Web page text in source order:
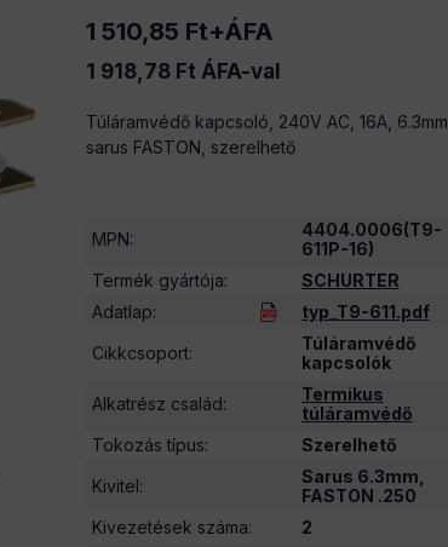
1 510,85 Ft+ÁFA
1 918,78 Ft ÁFA-val
Túláramvédő kapcsoló, 240V AC, 16A, 6.3mm
sarus FASTON, szerelhető
MPN:
4404.0006(T9-
611P-16)
Termék gyártója:
SCHURTER
Adatlap:
typ_T9-611.pdf
Cikkcsoport:
Túláramvédő
kapcsolók
Alkatrész család:
Termikus
túláramvédő
Tokozás típus:
Szerelhető
Kivitel:
Sarus 6.3mm,
FASTON .250
Kivezetések száma:
2